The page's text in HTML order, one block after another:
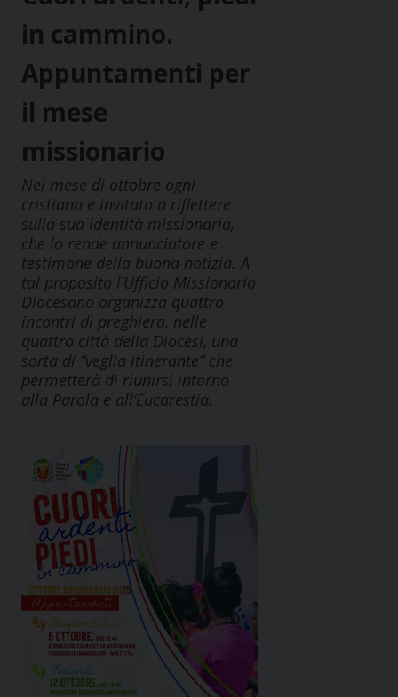
in cammino.
Appuntamenti per
il mese
missionario
Nel mese di ottobre ogni
cristiano è invitato a riflettere
sulla sua identità missionaria,
che lo rende annunciatore e
testimone della buona notizia. A
tal proposito l’Ufficio Missionario
Diocesano organizza quattro
incontri di preghiera, nelle
quattro città della Diocesi, una
sorta di “veglia itinerante” che
permetterà di riunirsi intorno
alla Parola e all’Eucarestia.